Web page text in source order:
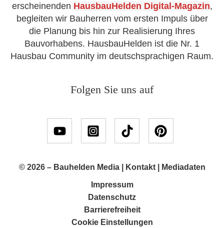
erscheinenden HausbauHelden Digital-Magazin,
begleiten wir Bauherren vom ersten Impuls über
die Planung bis hin zur Realisierung Ihres
Bauvorhabens. HausbauHelden ist die Nr. 1
Hausbau Community im deutschsprachigen Raum.
Folgen Sie uns auf
© 2026 – Bauhelden Media| Kontakt| Mediadaten
Impressum
Datenschutz
Barrierefreiheit
Cookie Einstellungen